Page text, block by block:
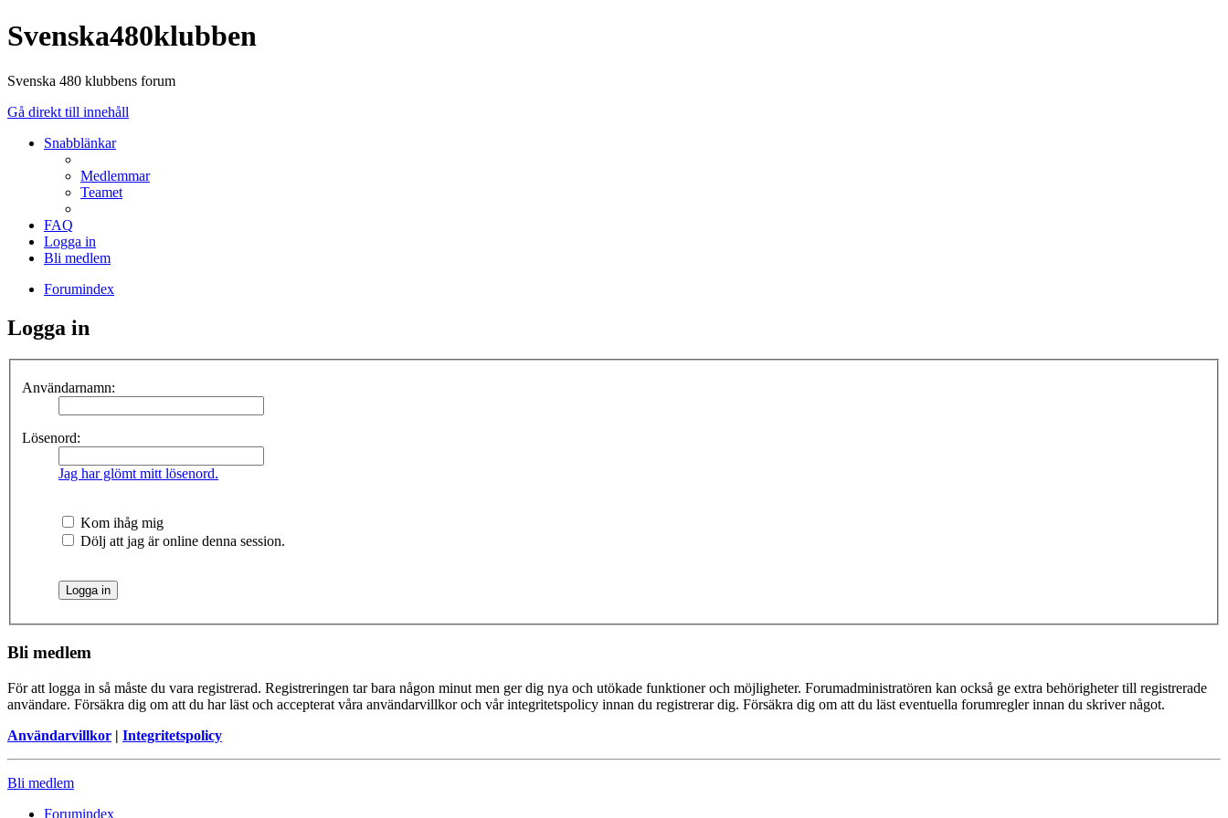
Svenska480klubben
Svenska 480 klubbens forum
Gå direkt till innehåll
Snabblänkar
Medlemmar
Teamet
FAQ
Logga in
Bli medlem
Forumindex
Logga in
Användarnamn:
Lösenord:
Jag har glömt mitt lösenord.
Kom ihåg mig
Dölj att jag är online denna session.
Bli medlem
För att logga in så måste du vara registrerad. Registreringen tar bara någon minut men ger dig nya och utökade funktioner och möjligheter. Forumadministratören kan också ge extra behörigheter till registrerade
användare. Försäkra dig om att du har läst och accepterat våra användarvillkor och vår integritetspolicy innan du registrerar dig. Försäkra dig om att du läst eventuella forumregler innan du skriver något.
Användarvillkor | Integritetspolicy
Bli medlem
Forumindex